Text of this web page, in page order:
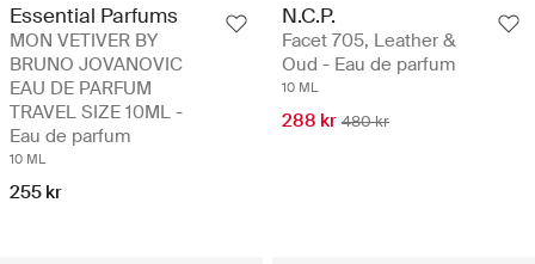
Essential Parfums
MON VETIVER BY
BRUNO JOVANOVIC
EAU DE PARFUM
TRAVEL SIZE 10ML -
Eau de parfum
10 ML
255 kr
N.C.P.
Facet 705, Leather &
Oud - Eau de parfum
10 ML
288 kr 480 kr